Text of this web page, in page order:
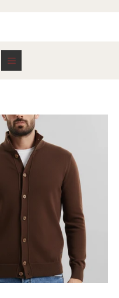
Z
I
O
E
: